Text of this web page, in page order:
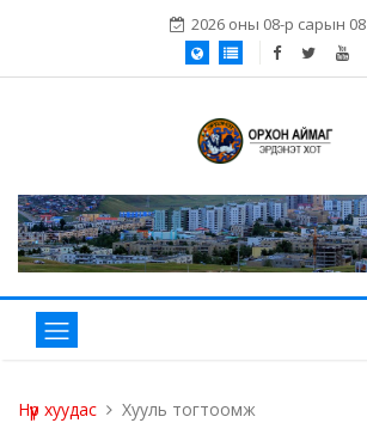
2026 оны 08-р сарын 08
Нүүр хуудас Хууль тогтоомж